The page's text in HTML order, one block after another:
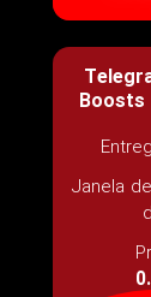
Boosts
Janela